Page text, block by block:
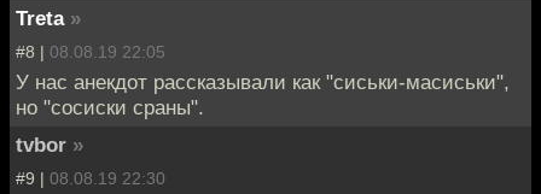
Treta »
#8 | 08.08.19 22:05
У нас анекдот рассказывали как "сиськи-масиськи",
но "сосиски сраны".
tvbor »
#9 | 08.08.19 22:30